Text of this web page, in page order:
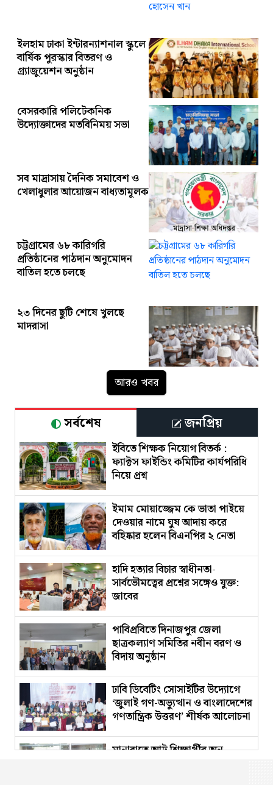
ইলহাম ঢাকা ইন্টারন্যাশনাল স্কুলে
বার্ষিক পুরস্কার বিতরণ ও
গ্র্যাজুয়েশন অনুষ্ঠান
বেসরকারি পলিটেকনিক
উদ্যোক্তাদের মতবিনিময় সভা
সব মাদ্রাসায় দৈনিক সমাবেশ ও
খেলাধুলার আয়োজন বাধ্যতামূলক
চট্টগ্রামের ৬৮ কারিগরি
প্রতিষ্ঠানের পাঠদান অনুমোদন
বাতিল হতে চলছে
২৩ দিনের ছুটি শেষে খুলছে
মাদরাসা
আরও খবর
সর্বশেষ জনপ্রিয়
ইবিতে শিক্ষক নিয়োগ বিতর্ক :
ফ্যাক্টস ফাইন্ডিং কমিটির কার্যপরিধি
নিয়ে প্রশ্ন
ইমাম মোয়াজ্জেম কে ভাতা পাইয়ে
দেওয়ার নামে ঘুষ আদায় করে
বহিষ্কার হলেন বিএনপির ২ নেতা
হাদি হত্যার বিচার স্বাধীনতা-
সার্বভৌমত্বের প্রশ্নের সঙ্গেও যুক্ত:
জাবের
পাবিপ্রবিতে দিনাজপুর জেলা
ছাত্রকল্যাণ সমিতির নবীন বরণ ও
বিদায় অনুষ্ঠান
ঢাবি ডিবেটিং সোসাইটির উদ্যোগে
‘জুলাই গণ-অভ্যুত্থান ও বাংলাদেশের
গণতান্ত্রিক উত্তরণ’ শীর্ষক আলোচনা
মানারাতে আট শিক্ষার্থীর অন-